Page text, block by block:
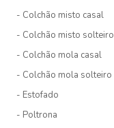
- Colchão misto casal
- Colchão misto solteiro
- Colchão mola casal
- Colchão mola solteiro
- Estofado
- Poltrona